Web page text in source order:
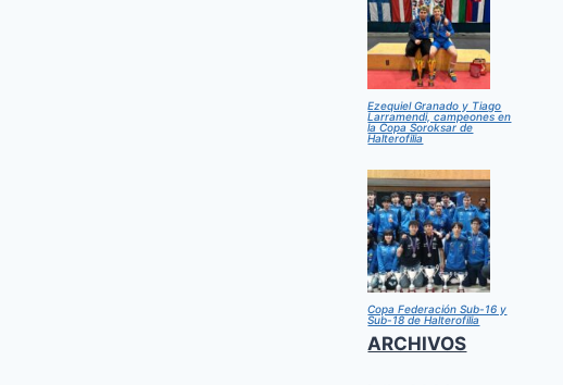
Ezequiel Granado y Tiago
Larramendi, campeones en
la Copa Soroksar de
Halterofilia
Copa Federación Sub-16 y
Sub-18 de Halterofilia
ARCHIVOS